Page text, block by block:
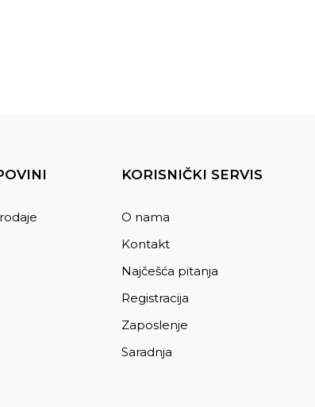
KORISNIČKI SERVIS
O nama
Kontakt
Najčešća pitanja
Registracija
Zaposlenje
Saradnja